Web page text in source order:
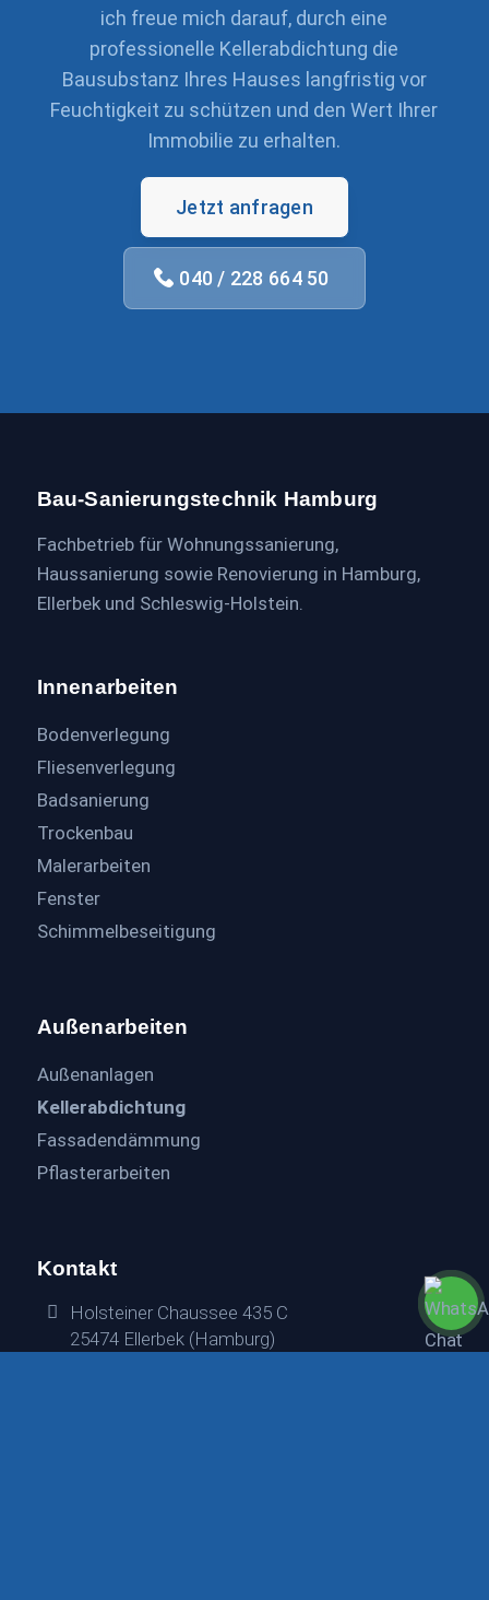
ich freue mich darauf, durch eine
professionelle Kellerabdichtung die
Bausubstanz Ihres Hauses langfristig vor
Feuchtigkeit zu schützen und den Wert Ihrer
Immobilie zu erhalten.
Jetzt anfragen
040 / 228 664 50
Bau-Sanierungstechnik Hamburg
Fachbetrieb für Wohnungssanierung,
Haussanierung sowie Renovierung in Hamburg,
Ellerbek und Schleswig-Holstein.
Innenarbeiten
Bodenverlegung
Fliesenverlegung
Badsanierung
Trockenbau
Malerarbeiten
Fenster
Schimmelbeseitigung
Außenarbeiten
Außenanlagen
Kellerabdichtung
Fassadendämmung
Pflasterarbeiten
Kontakt
Holsteiner Chaussee 435 C
25474 Ellerbek (Hamburg)